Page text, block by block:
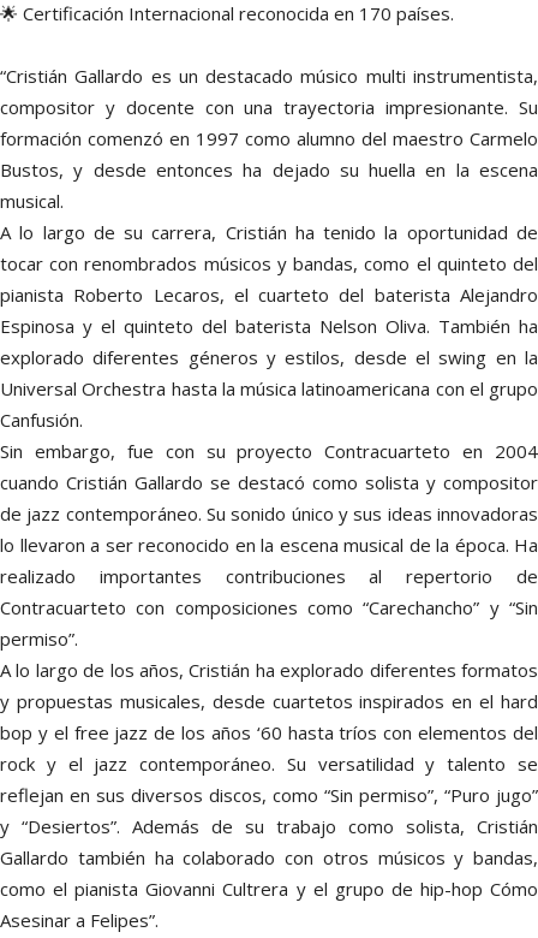
🌟 Certificación Internacional reconocida en 170 países.
“Cristián Gallardo es un destacado músico multi instrumentista,
compositor y docente con una trayectoria impresionante. Su
formación comenzó en 1997 como alumno del maestro Carmelo
Bustos, y desde entonces ha dejado su huella en la escena
musical.
A lo largo de su carrera, Cristián ha tenido la oportunidad de
tocar con renombrados músicos y bandas, como el quinteto del
pianista Roberto Lecaros, el cuarteto del baterista Alejandro
Espinosa y el quinteto del baterista Nelson Oliva. También ha
explorado diferentes géneros y estilos, desde el swing en la
Universal Orchestra hasta la música latinoamericana con el grupo
Canfusión.
Sin embargo, fue con su proyecto Contracuarteto en 2004
cuando Cristián Gallardo se destacó como solista y compositor
de jazz contemporáneo. Su sonido único y sus ideas innovadoras
lo llevaron a ser reconocido en la escena musical de la época. Ha
realizado importantes contribuciones al repertorio de
Contracuarteto con composiciones como “Carechancho” y “Sin
permiso”.
A lo largo de los años, Cristián ha explorado diferentes formatos
y propuestas musicales, desde cuartetos inspirados en el hard
bop y el free jazz de los años ‘60 hasta tríos con elementos del
rock y el jazz contemporáneo. Su versatilidad y talento se
reflejan en sus diversos discos, como “Sin permiso”, “Puro jugo”
y “Desiertos”. Además de su trabajo como solista, Cristián
Gallardo también ha colaborado con otros músicos y bandas,
como el pianista Giovanni Cultrera y el grupo de hip-hop Cómo
Asesinar a Felipes”.